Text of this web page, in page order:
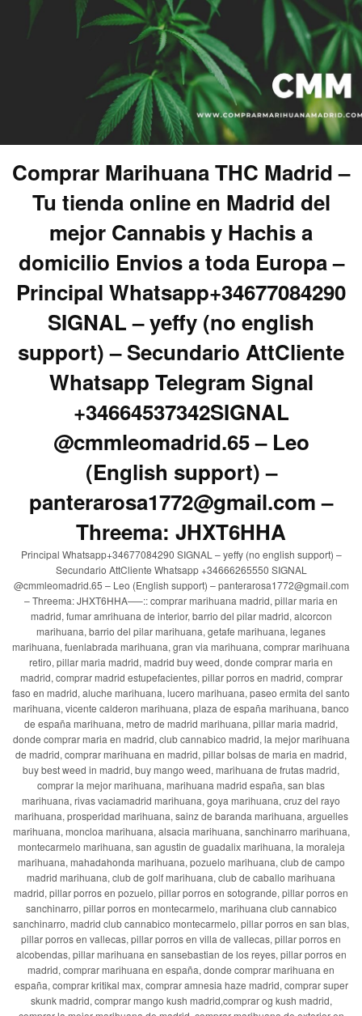
Comprar Marihuana THC Madrid –
Tu tienda online en Madrid del
mejor Cannabis y Hachis a
domicilio Envios a toda Europa –
Principal Whatsapp+34677084290
SIGNAL – yeffy (no english
support) – Secundario AttCliente
Whatsapp Telegram Signal
+34664537342SIGNAL
@cmmleomadrid.65 – Leo
(English support) –
panterarosa1772@gmail.com –
Threema: JHXT6HHA
Principal Whatsapp+34677084290 SIGNAL – yeffy (no english support) –
Secundario AttCliente Whatsapp +34666265550 SIGNAL
@cmmleomadrid.65 – Leo (English support) – panterarosa1772@gmail.com
– Threema: JHXT6HHA—–:: comprar marihuana madrid, pillar maria en
madrid, fumar amrihuana de interior, barrio del pilar madrid, alcorcon
marihuana, barrio del pilar marihuana, getafe marihuana, leganes
marihuana, fuenlabrada marihuana, gran via marihuana, comprar marihuana
retiro, pillar maria madrid, madrid buy weed, donde comprar maria en
madrid, comprar madrid estupefacientes, pillar porros en madrid, comprar
faso en madrid, aluche marihuana, lucero marihuana, paseo ermita del santo
marihuana, vicente calderon marihuana, plaza de españa marihuana, banco
de españa marihuana, metro de madrid marihuana, pillar maria madrid,
donde comprar maria en madrid, club cannabico madrid, la mejor marihuana
de madrid, comprar marihuana en madrid, pillar bolsas de maria en madrid,
buy best weed in madrid, buy mango weed, marihuana de frutas madrid,
comprar la mejor marihuana, marihuana madrid españa, san blas
marihuana, rivas vaciamadrid marihuana, goya marihuana, cruz del rayo
marihuana, prosperidad marihuana, sainz de baranda marihuana, arguelles
marihuana, moncloa marihuana, alsacia marihuana, sanchinarro marihuana,
montecarmelo marihuana, san agustin de guadalix marihuana, la moraleja
marihuana, mahadahonda marihuana, pozuelo marihuana, club de campo
madrid marihuana, club de golf marihuana, club de caballo marihuana
madrid, pillar porros en pozuelo, pillar porros en sotogrande, pillar porros en
sanchinarro, pillar porros en montecarmelo, marihuana club cannabico
sanchinarro, madrid club cannabico montecarmelo, pillar porros en san blas,
pillar porros en vallecas, pillar porros en villa de vallecas, pillar porros en
alcobendas, pillar marihuana en sansebastian de los reyes, pillar porros en
madrid, comprar marihuana en españa, donde comprar marihuana en
españa, comprar kritikal max, comprar amnesia haze madrid, comprar super
skunk madrid, comprar mango kush madrid,comprar og kush madrid,